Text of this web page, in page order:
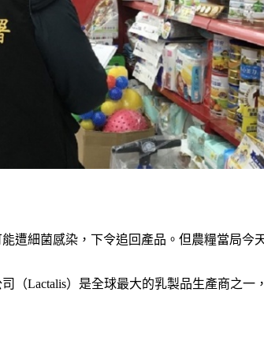
遭細菌感染，下令追回產品。但農糧當局
（Lactalis）是全球最大的乳製品生產商之